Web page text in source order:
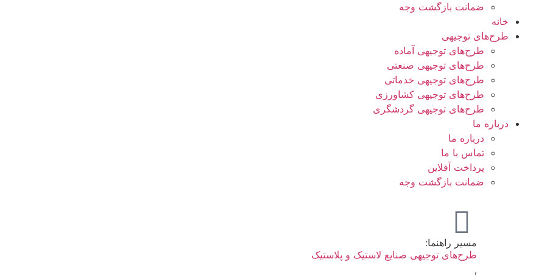
ضمانت بازگشت وجه
خانه
طرح‌های توجیهی
طرح‌های توجیهی آماده
طرح‌های توجیهی صنعتی
طرح‌های توجیهی خدماتی
طرح‌های توجیهی کشاورزی
طرح‌های توجیهی گردشگری
درباره ما
درباره ما
تماس با ما
پرداخت آفلاین
ضمانت بازگشت وجه
مسیر راهنما:
طرح‌های توجیهی صنایع لاستیک و پلاستیک
,